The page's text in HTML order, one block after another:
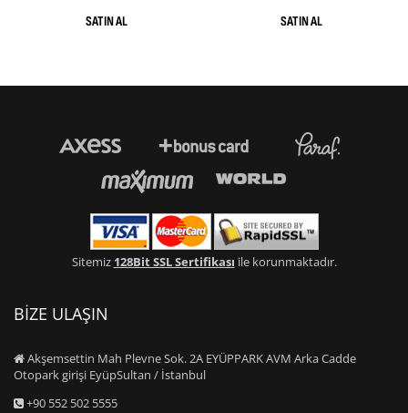
Sitemiz 128Bit SSL Sertifikası ile korunmaktadır.
BİZE ULAŞIN
Akşemsettin Mah Plevne Sok. 2A EYÜPPARK AVM Arka Cadde
Otopark girişi EyüpSultan / İstanbul
+90 552 502 5555